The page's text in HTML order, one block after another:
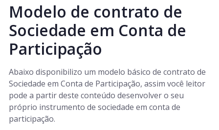
Modelo de contrato de
Sociedade em Conta de
Participação
Abaixo disponibilizo um modelo básico de contrato de
Sociedade em Conta de Participação, assim você leitor
pode a partir deste conteúdo desenvolver o seu
próprio instrumento de sociedade em conta de
participação.